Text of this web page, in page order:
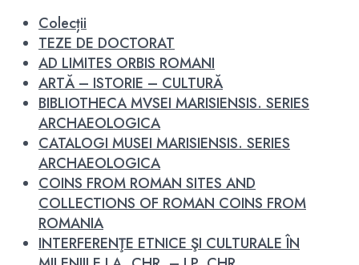
Colecții
TEZE DE DOCTORAT
AD LIMITES ORBIS ROMANI
ARTĂ – ISTORIE – CULTURĂ
BIBLIOTHECA MVSEI MARISIENSIS. SERIES
ARCHAEOLOGICA
CATALOGI MUSEI MARISIENSIS. SERIES
ARCHAEOLOGICA
COINS FROM ROMAN SITES AND
COLLECTIONS OF ROMAN COINS FROM
ROMANIA
INTERFERENŢE ETNICE ŞI CULTURALE ÎN